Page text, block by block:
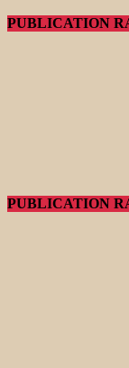
PUBLICATION
PUBLICATION